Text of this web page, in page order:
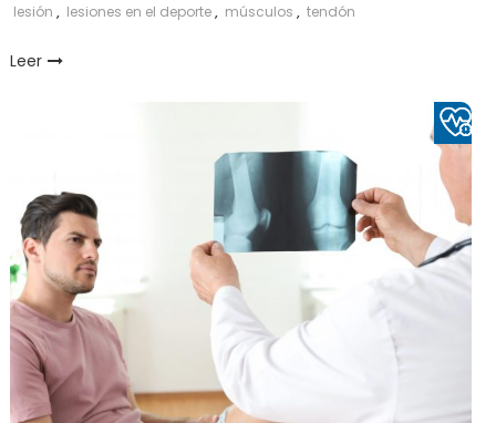
lesión , lesiones en el deporte, músculos , tendón
Leer